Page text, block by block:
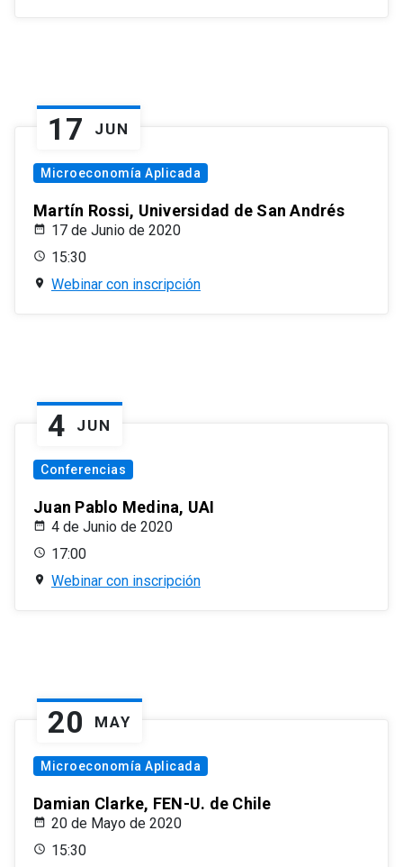
17 JUN
Microeconomía Aplicada
Martín Rossi, Universidad de San Andrés
17 de Junio de 2020
15:30
Webinar con inscripción
4 JUN
Conferencias
Juan Pablo Medina, UAI
4 de Junio de 2020
17:00
Webinar con inscripción
20 MAY
Microeconomía Aplicada
Damian Clarke, FEN-U. de Chile
20 de Mayo de 2020
15:30